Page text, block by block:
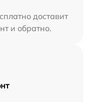
доставит
и обратно.